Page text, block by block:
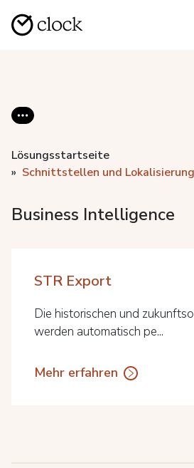
Lösungsstartseite
Schnittstellen und
Business Intelligence
STR Export
Die historischen und
werden automatisch pe...
Mehr erfahren